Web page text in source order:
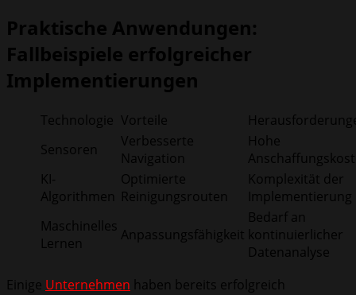
Praktische Anwendungen:
Fallbeispiele erfolgreicher
Implementierungen
Technologie Vorteile
Sensoren
Verbesserte
Navigation
Hohe
KI-
Algorithmen
Optimierte
Reinigungsrouten
Komplexität der
Implementierung
Maschinelles
Lernen
Anpassungsfähigkeit
Bedarf an
kontinuierlicher
Datenanalyse
Einige Unternehmen haben bereits erfolgreich